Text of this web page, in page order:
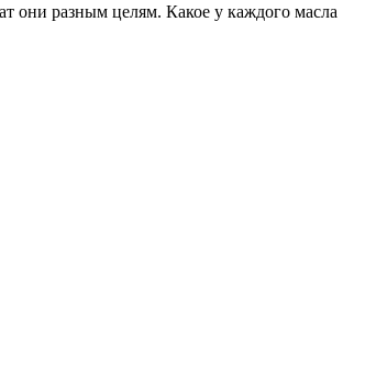
они разным целям. Какое у каждого масла